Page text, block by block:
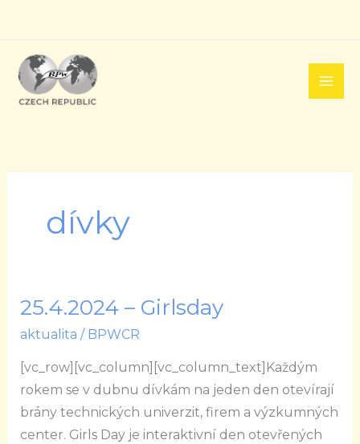
obsah
dívky
25.4.2024 – Girlsday
aktualita / BPWCR
[vc_row][vc_column][vc_column_text]Každým
rokem se v dubnu dívkám na jeden den otevírají
brány technických univerzit, firem a výzkumných
center. Girls Day je interaktivní den otevřených
25.4.2024